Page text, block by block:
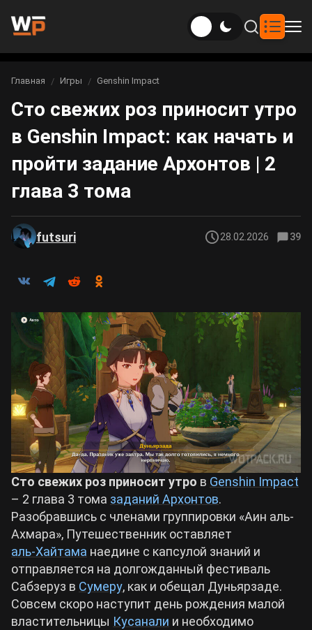
Новости
Новости Genshin Impact
Новости Honkai: Star Rail
Новости Zenless Zone Zero
Игры
Genshin Impact
Honkai: Star Rail
Neverness to Everness
Arknights: Endfield
Crimson Desert
Zenless Zone Zero
Kingdom Come: Deliverance 2
Path of Exile 2
Wuthering Waves
Roblox
Hogwarts Legacy
Билды
Билды Genshin Impact
Билды Honkai: Star Rail
Билды Arknights: Endfield
Билды Wuthering Waves
Билды Cyberpunk 2077
Билды Path of Exile 2
Интересное
Рейтинги
Аниме
Фильмы и сериалы
Вы здесь:
Главная Игры Genshin Impact
Сто свежих роз приносит утро
в Genshin Impact: как начать и
пройти задание Архонтов | 2
глава 3 тома
futsuri 28.02.2026 39
Сто свежих роз приносит утро в Genshin Impact
– 2 глава 3 тома заданий Архонтов.
Разобравшись с членами группировки «Аин аль-
Ахмара», Путешественник оставляет
аль-Хайтама наедине с капсулой знаний и
отправляется на долгожданный фестиваль
Сабзеруз в Сумеру, как и обещал Дуньярзаде.
Совсем скоро наступит день рождения малой
властительницы Кусанали и необходимо